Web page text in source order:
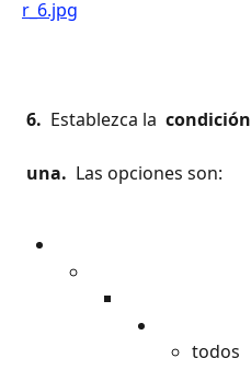
6. Establezca la condición
una. Las opciones son:
todos